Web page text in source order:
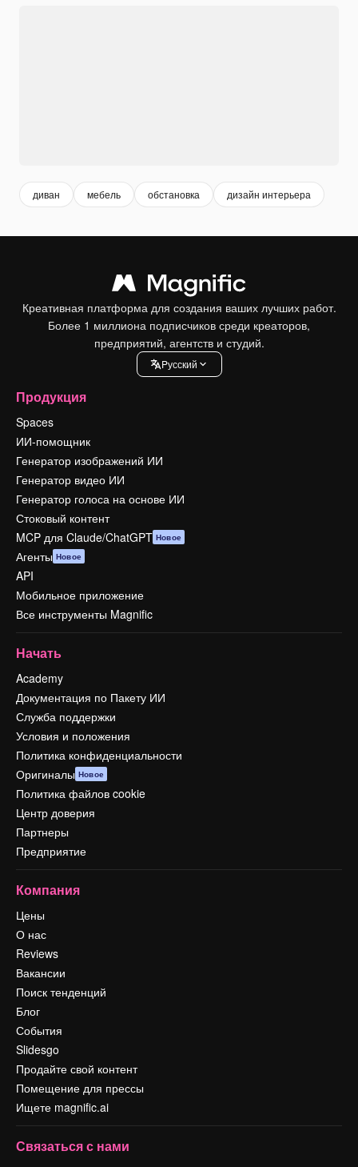
диван мебель обстановка дизайн интерьера
Креативная платформа для создания ваших лучших работ.
Более 1 миллиона подписчиков среди креаторов,
предприятий, агентств и студий.
Pусский
Продукция
Spaces
ИИ-помощник
Генератор изображений ИИ
Генератор видео ИИ
Генератор голоса на основе ИИ
Стоковый контент
MCP для Claude/ChatGPT Новое
Агенты Новое
API
Мобильное приложение
Все инструменты Magnific
Начать
Academy
Документация по Пакету ИИ
Служба поддержки
Условия и положения
Политика конфиденциальности
Оригиналы Новое
Политика файлов cookie
Центр доверия
Партнеры
Предприятие
Компания
Цены
О нас
Reviews
Вакансии
Поиск тенденций
Блог
События
Slidesgo
Продайте свой контент
Помещение для прессы
Ищете magnific.ai
Связаться с нами